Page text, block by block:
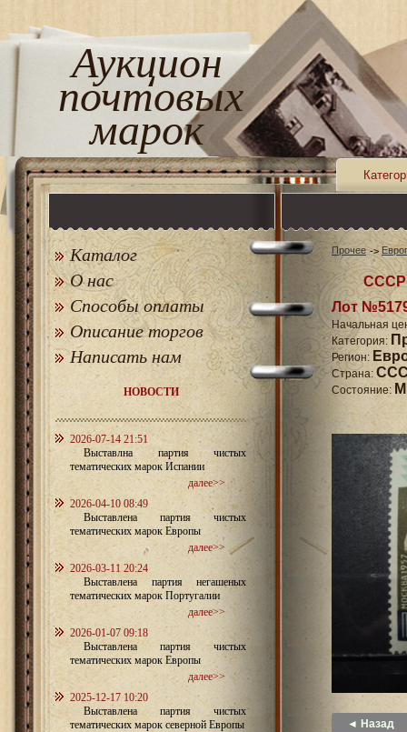
Аукцион
почтовых
марок
Каталог
О нас
Способы оплаты
Описание торгов
Написать нам
НОВОСТИ
2026-07-14 21:51
Выставлна партия чистых
тематических марок Испании
далее>>
2026-04-10 08:49
Выставлена партия чистых
тематических марок Европы
далее>>
2026-03-11 20:24
Выставлена партия негашеных
тематических марок Португалии
далее>>
2026-01-07 09:18
Выставлена партия чистых
тематических марок Европы
далее>>
2025-12-17 10:20
Выставлена партия чистых
тематических марок северной Европы
Прочее
СССР
Лот
Начальная
Категория:
Регион:
Страна:
Состояние:
◄ Назад